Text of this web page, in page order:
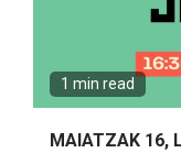
1 min read
MAIATZAK 16,